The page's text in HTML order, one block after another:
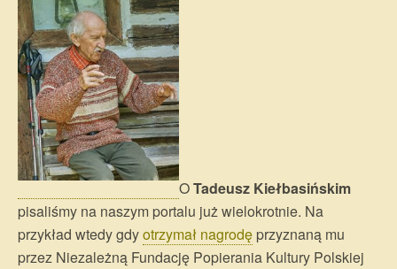
OTadeusz Kiełbasińskim
pisaliśmy na naszym portalu już wielokrotnie. Na
przykład wtedy gdyotrzymał nagrodę przyznaną mu
przez Niezależną Fundację Popierania Kultury Polskiej